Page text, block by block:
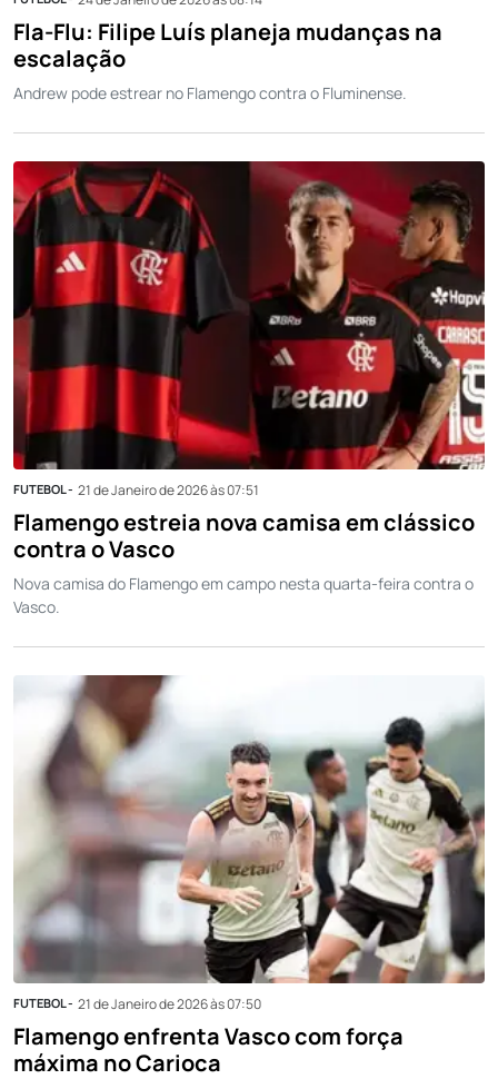
Fla-Flu: Filipe Luís planeja mudanças na
escalação
Andrew pode estrear no Flamengo contra o Fluminense.
FUTEBOL - 21 de Janeiro de 2026 às 07:51
Flamengo estreia nova camisa em clássico
contra o Vasco
Nova camisa do Flamengo em campo nesta quarta-feira contra o
Vasco.
FUTEBOL - 21 de Janeiro de 2026 às 07:50
Flamengo enfrenta Vasco com força
máxima no Carioca